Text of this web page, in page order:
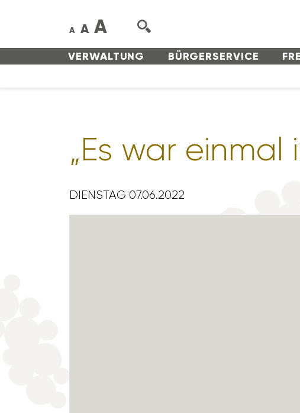
VERWAL­TUNG BÜRGER­SERVICE
A A A
„Es war einmal
DIENSTAG 07.06.2022